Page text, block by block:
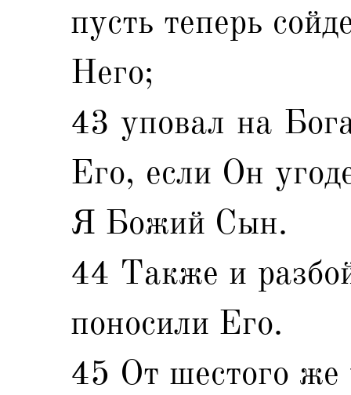
пусть теперь
Него;
43 уповал на
Его, если Он
Я Божий Сын.
44 Также и
поносили Его.
45 От шестого же